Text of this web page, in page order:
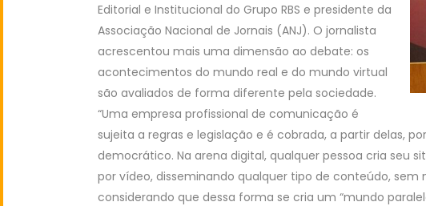
Editorial e Institucional do Grupo RBS e presidente da
Associação Nacional de Jornais (ANJ). O jornalista
acrescentou mais uma dimensão ao debate: os
acontecimentos do mundo real e do mundo virtual
são avaliados de forma diferente pela sociedade.
“Uma empresa profissional de comunicação é
sujeita a regras e legislação e é cobrada, a partir delas,
democrático. Na arena digital, qualquer pessoa cria seu
por vídeo, disseminando qualquer tipo de conteúdo, sem
considerando que dessa forma se cria um “mundo